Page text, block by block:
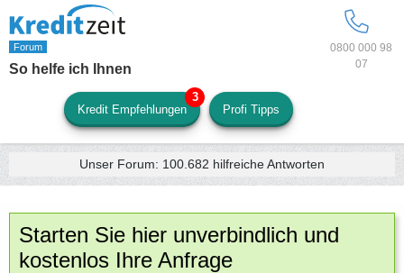
0800 000 98
07
So helfe ich Ihnen
Kredit Empfehlungen Profi Tipps
Unser Forum: 100.682 hilfreiche Antworten
Starten Sie hier unverbindlich und
kostenlos Ihre Anfrage